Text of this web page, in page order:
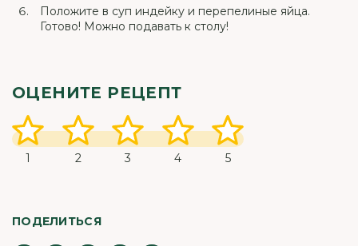
Положите в суп индейку и перепелиные яйца.
Готово! Можно подавать к столу!
ОЦЕНИТЕ РЕЦЕПТ
1 2 3 4 5
ПОДЕЛИТЬСЯ